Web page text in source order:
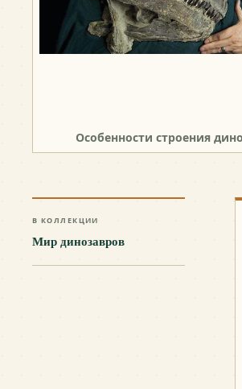
Особенности строения
В КОЛЛЕКЦИИ
Мир динозавров